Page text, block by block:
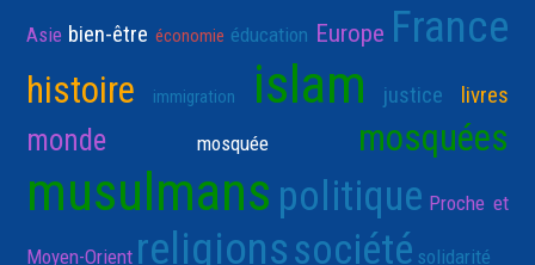
Asie bien-être économie éducation Europe France
histoire immigration islam justice livres
monde mosquée mosquées
musulmans politique Proche et
Moyen-Orient religionssociété solidarité